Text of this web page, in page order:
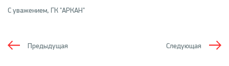
С уважением, ГК "АРКАН"
Следующая
Предыдущая